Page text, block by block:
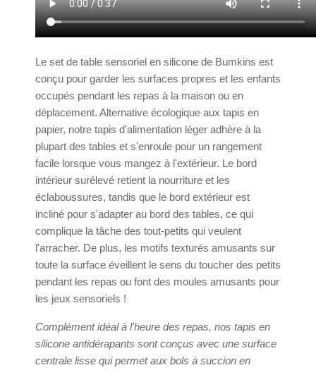
Le set de table sensoriel en silicone de Bumkins est
conçu pour garder les surfaces propres et les enfants
occupés pendant les repas à la maison ou en
déplacement. Alternative écologique aux tapis en
papier, notre tapis d'alimentation léger adhère à la
plupart des tables et s'enroule pour un rangement
facile lorsque vous mangez à l'extérieur. Le bord
intérieur surélevé retient la nourriture et les
éclaboussures, tandis que le bord extérieur est
incliné pour s'adapter au bord des tables, ce qui
complique la tâche des tout-petits qui veulent
l'arracher. De plus, les motifs texturés amusants sur
toute la surface éveillent le sens du toucher des petits
pendant les repas ou font des moules amusants pour
les jeux sensoriels !
Complément idéal à l'heure des repas, nos tapis en
silicone antidérapants sont conçus avec une surface
centrale lisse qui permet aux bols à succion en